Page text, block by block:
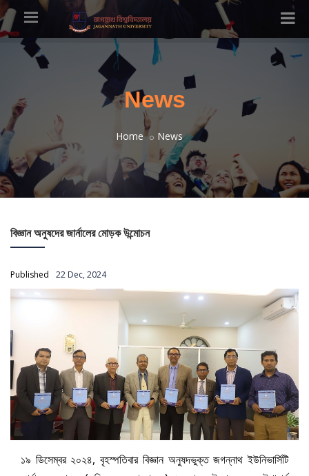
News
Home News
বিজ্ঞান অনুষদের জার্নালের মোড়ক উন্মোচন
Published 22 Dec, 2024
১৯ ডিসেম্বর ২০২৪, বৃহস্পতিবার বিজ্ঞান অনুষদভুক্ত জগন্নাথ ইউনিভার্সিটি